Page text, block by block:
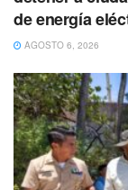
de energía
AGOSTO 6, 2026